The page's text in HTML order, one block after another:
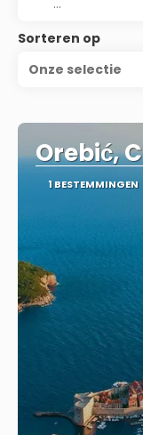
Sorteren op
Onze selectie
Orebić,
1 BESTEMMINGEN